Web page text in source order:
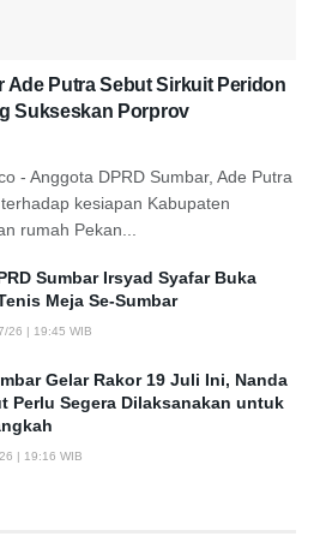
Ade Putra Sebut Sirkuit Peridon
Sukseskan Porprov
- Anggota DPRD Sumbar, Ade Putra
kesiapan Kabupaten
rumah Pekan...
Sumbar Irsyad Syafar Buka
Meja Se-Sumbar
26 | 19:45 WIB
Gelar Rakor 19 Juli Ini, Nanda
Perlu Segera Dilaksanakan untuk
| 19:16 WIB